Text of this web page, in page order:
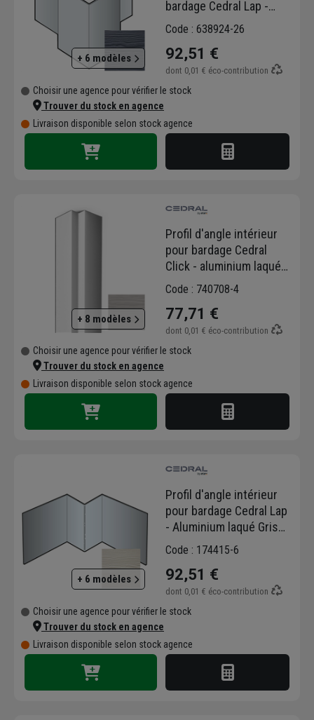
+ 6 modèles
bardage Cedral Lap -
Aluminium laqué Schiste
C18 - longueur 3,00 M
Code : 638924-26
92,51 €
dont 0,01 € éco-contribution
Choisir une agence pour vérifier le stock
Trouver du stock en agence
Livraison disponible selon stock agence
+ 8 modèles
Profil d'angle intérieur
pour bardage Cedral
Click - aluminium laqué
Gris C05 - longueur 3,00
Code : 740708-4
77,71 €
dont 0,01 € éco-contribution
Choisir une agence pour vérifier le stock
Trouver du stock en agence
Livraison disponible selon stock agence
+ 6 modèles
Profil d'angle intérieur
pour bardage Cedral Lap
- Aluminium laqué Gris
C05 - longueur 3 M
Code : 174415-6
92,51 €
dont 0,01 € éco-contribution
Choisir une agence pour vérifier le stock
Trouver du stock en agence
Livraison disponible selon stock agence